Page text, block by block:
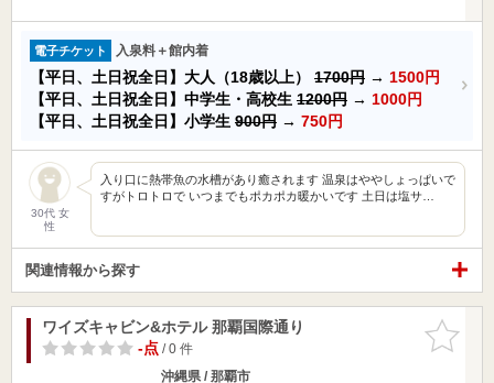
電子チケット 入泉料＋館内着
【平日、土日祝全日】大人（18歳以上） 1700円 → 1500円
【平日、土日祝全日】中学生・高校生 1200円 → 1000円
【平日、土日祝全日】小学生 900円 → 750円
30代 女
性
入り口に熱帯魚の水槽があり癒されます 温泉はややしょっぱいで
すがトロトロで いつまでもポカポカ暖かいです 土日は塩サ…
関連情報から探す
お気に入
りに追加
ワイズキャビン&ホテル 那覇国際通り
-点/ 0 件
沖縄県 / 那覇市